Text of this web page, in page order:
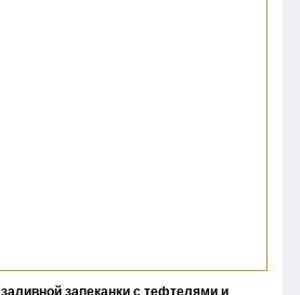
заливной запеканки с тефтелями и